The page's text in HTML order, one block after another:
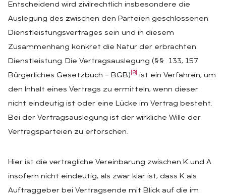
Entscheidend wird zivilrechtlich insbesondere die
Auslegung des zwischen den Parteien geschlossenen
Dienstleistungsvertrages sein und in diesem
Zusammenhang konkret die Natur der erbrachten
Dienstleistung. Die Vertragsauslegung (§§ 133, 157
Bürgerliches Gesetzbuch – BGB) [8]
ist ein Verfahren, um
den Inhalt eines Vertrags zu ermitteln, wenn dieser
nicht eindeutig ist oder eine Lücke im Vertrag besteht.
Bei der Vertragsauslegung ist der wirkliche Wille der
Vertragsparteien zu erforschen.
Hier ist die vertragliche Vereinbarung zwischen K und A
insofern nicht eindeutig, als zwar klar ist, dass K als
Auftraggeber bei Vertragsende mit Blick auf die im